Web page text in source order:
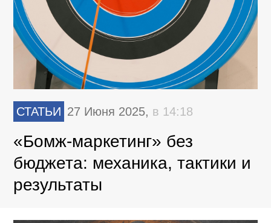
СТАТЬИ 27 Июня 2025, в 14:18
«Бомж-маркетинг» без
бюджета: механика, тактики и
результаты